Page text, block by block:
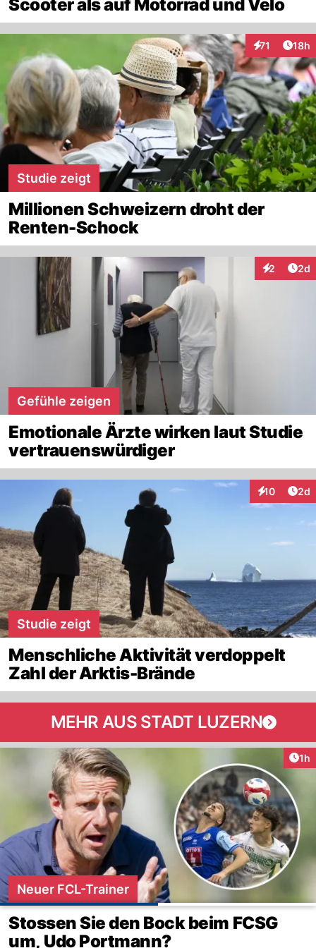
Scooter als auf Motorrad und Velo
71
Interaktionen
18h
Studie zeigt
Millionen Schweizern droht der
Renten-Schock
2 2d
Gefühle zeigen
Emotionale Ärzte wirken laut Studie
vertrauenswürdiger
10
Interaktionen
2d
Studie zeigt
Menschliche Aktivität verdoppelt
Zahl der Arktis-Brände
MEHR AUS STADT LUZERN
1h
Neuer FCL-Trainer
Stossen Sie den Bock beim FCSG
um, Udo Portmann?